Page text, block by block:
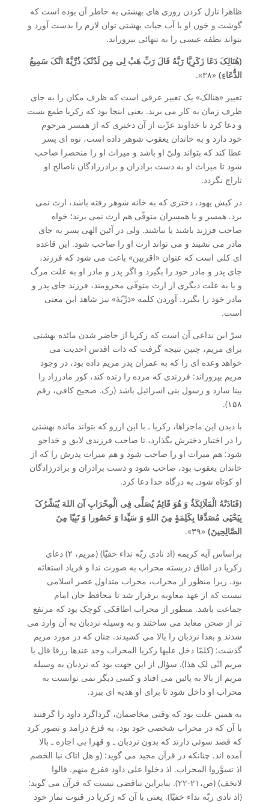
ظاهرا نازل کردن روزی های بهشتی به خاطر آن بوده است که
گوشت و خون او با آب حیات بهشتی توان لازم را بدست آورد و
بتواند نطفه عیسی را به تنهائی بپروراند.
(هُنَالِکَ دَعَا زَکَرِیَّا رَبَّهُ قَالَ رَبِّ هَبْ لِی مِن لَدُنْکَ ذُرِّیَّۀً انَّکَ سَمِیعُ
الدُّعَاءِ) «۳۸».
تعبیر «هنالک» یک تعبیر عرفی است که ظرف مکان را به جای
ظرف زمان به کار می برند. یعنی اینجا بود که زکریا طمع بست
و دعا کرد تا خداوند عزّت از آن دختری که از همسر مرحوم
خود دارد و به خاندان یعقوب شوهر داده است، نوه ای پسر
عطا کند که بتواند ولیّ او باشد و میراث او را منحصرا صاحب
شود تا میراث او به دست برادران و برادرزادگان ناصالح او
تاراج نگردد.
در کیش یهود، دختری که به خانه شوهر رفته باشد، ارث نمی
برد. همسر و یا همسران متوفّی هم ارث نمی برند؛ خواه
صاحب فرزند باشند یا نباشند. ولی در آئین الهی پسر به جای
مادر می نشیند و می تواند ارث او را صاحب شود. این قاعده
ای کلی است که عنوان «اقربین» باعث می شود که فرزند،
جای پدر و مادر خود را بگیرد و اگر پدر و مادر او به علت مرگ
و یا به علت دیگری از ارث متوفّی محرومند، فرزند جای پدر و
مادر خود را بگیرد. آوردن کلمه «ذرِّیّۀ» نیز شاهد این معنی
است.
سرّ این تداعی آن است که زکریا از حاضر شدن مائده بهشتی
برای مریم، چنین نتیجه گرفت که ذات اقدس احدیت می
خواهد وعده ای را که به عمران پدر مریم داده بود، در وجود
مریم بپروراند: فرزندی که مرده را زنده کند، کور مادرزاد را
بینا سازد و رسول بنی اسرائیل باشد (رک. صحیح کافی، رقم
۱۵۸).
با دیدن این ماجراها، زکریا ـ با این ارزو که بتواند مائده بهشتی
را در اختیار دخترش بگذارد، تا صاحب فرزندی لایق و خداجو
شود: هم میراث او را صاحب شود و هم میراث پدرش را که از
خاندان یعقوب بود، صاحب شود و دست برادران و برادرزادگان
او کوتاه شودـ به درگاه خدا دعا کرد.
(فَنَادَتْهُ الْمَلَائِکَۀُ وَ هُوَ قَائِمٌ یُصَلِّی فِی الْمِحْرَابِ آن اللهَ یُبَشِّرُکَ
بِیَحْیَی مُصَدِّقا بِکَلِمَۀٍ مِنَ اللهِ وَ سَیِّدا وَ حَصُورا وَ نَبِیّا مِنَ
الصَّالِحِینَ) «۳۹».
براساس آیه کریمه (اذ نادی ربّه نداء خفیّا) (مریم، ۲) دعای
زکریا در اطاق دربسته محراب به صورت ندا و فریاد استغاثه
بود. زیرا منظور از محراب، محراب متداول عصر اسلامی
نیست که از عهد معاویه برقرار شد تا محافظ جان امام
جماعت باشد. منظور از محراب اطاقکی کوچک بود که مرتفع
تر از صحن معابد می ساختند و به وسیله نردبان به آن وارد می
شدند و بعدا نردبان را بالا می کشیدند. چنان که در مورد مریم
گذشت: (کلمّا دخل علیها زکریا المحراب وجد عندها رزقا قال یا
مریم انّی لک هذا). سؤال از این جهت بود که نردبان به وسیله
مریم از بالا به پائین می افتاد و کسی دیگر نمی توانست به
محراب او داخل شود تا برای او هدیه ای ببرد.
به همین علت بود که وقتی مخاصمان، گرداگرد داود را گرفتند
با آن که در محراب شخصی خود بود، به فزع درامد و تصور کرد
که قصد سوئی دارند که بدون نردبان ـ و قهرا بی اجازه ـ بالا
آمده اند. چنانکه در قرآن مجید می گوید: (و هل اتاک نبا الخصم
اذ تسوَّروا المحراب. اذ دخلوا علی داود ففزع منهم. قالوا
لاتخف) (ص،۲۱-۲۲). بنابراین تناقضی نیست که قرآن می گوید:
(اذ نادی ربّه نداء خفیّا). یعنی با آن که زکریا در قنوت نماز خود